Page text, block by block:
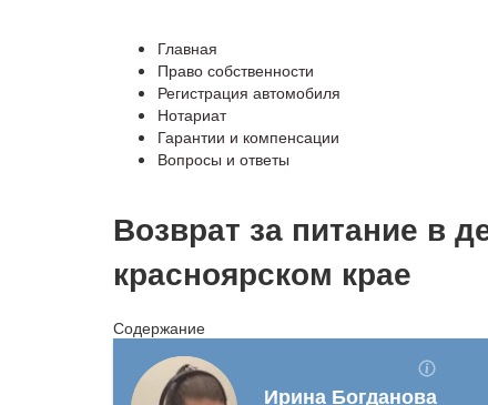
Главная
Право собственности
Регистрация автомобиля
Нотариат
Гарантии и компенсации
Вопросы и ответы
Возврат за питание в
красноярском крае
Содержание